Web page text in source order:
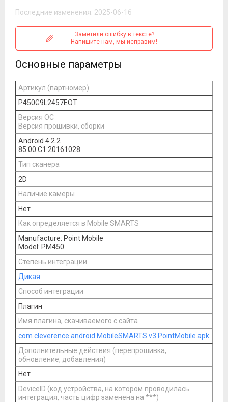
Последние изменения: 2025-06-16
Заметили ошибку в тексте?
Напишите нам, мы исправим!
Основные параметры
Артикул (партномер)
P450G9L2457EOT
Версия ОС
Версия прошивки, сборки
Android 4.2.2
85.00.C1.20161028
Тип сканера
2D
Наличие камеры
Нет
Как определяется в Mobile SMARTS
Manufacture: Point Mobile
Model: PM450
Степень интеграции
Дикая
Способ интеграции
Плагин
Имя плагина, скачиваемого с сайта
com.cleverence.android.MobileSMARTS.v3.PointMobile.apk
Дополнительные действия (перепрошивка,
обновление, добавления)
Нет
DeviceID (код устройства, на котором проводилась
интеграция, часть цифр заменена на ***)